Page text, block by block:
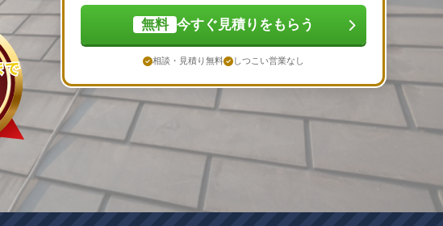
無料 今すぐ見積りをもらう
相談・見積り無料 しつこい営業なし